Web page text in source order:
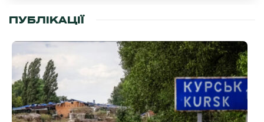
ПУБЛІКАЦІЇ